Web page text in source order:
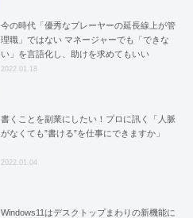
今の時代「優秀なプレーヤーの延長線上が管
理職」ではない マネージャーでも「できな
い」を言語化し、助けを求めてもいい
2022.01.18
書くことを副業にしたい！プロに訊く「人脈
がなくても”書ける”を仕事にできますか」
2022.01.04
Windows11はデスクトップまわりの新機能に